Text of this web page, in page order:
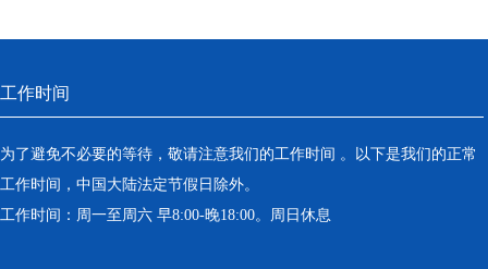
工作时间
为了避免不必要的等待，敬请注意我们的工作时间 。以下是我们的正常
工作时间，中国大陆法定节假日除外。
工作时间：周一至周六 早8:00-晚18:00。周日休息